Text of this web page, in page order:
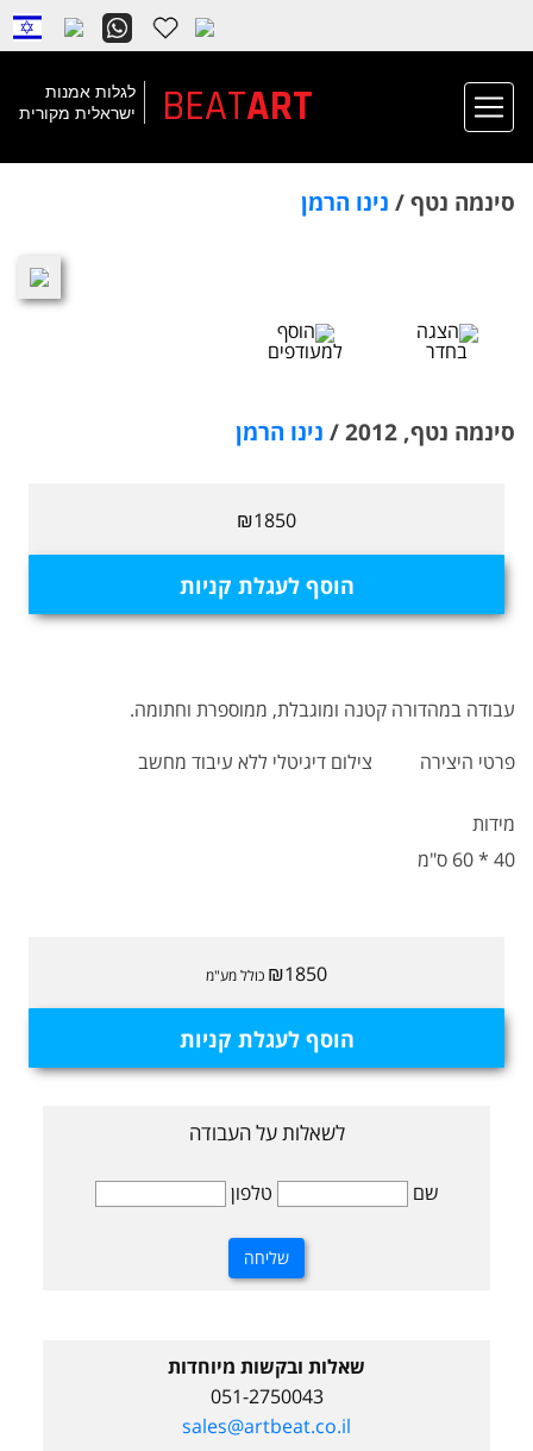
לגלות אמנות
ישראלית מקורית
ART
BEAT
סינמה נטף / נינו הרמן
הצגה
בחדר
הוסף
למעודפים
סינמה נטף, 2012 / נינו הרמן
₪1850
הוסף לעגלת קניות
עבודה במהדורה קטנה ומוגבלת, ממוספרת וחתומה.
פרטי היצירה
צילום דיגיטלי ללא עיבוד מחשב
מידות
40 * 60 ס"מ
₪1850 כולל מע"מ
הוסף לעגלת קניות
לשאלות על העבודה
שם טלפון
שאלות ובקשות מיוחדות
051-2750043
sales@artbeat.co.il